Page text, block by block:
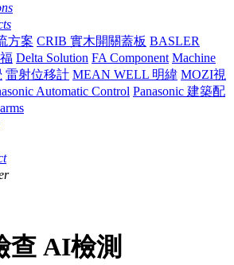
方案 CRIB 實木開關蓋板 BASLER
Delta Solution FA Component Machine
雷射位移計 MEAN WELL 明緯 MOZI視
Automatic Control Panasonic 建築配
查 AI檢測